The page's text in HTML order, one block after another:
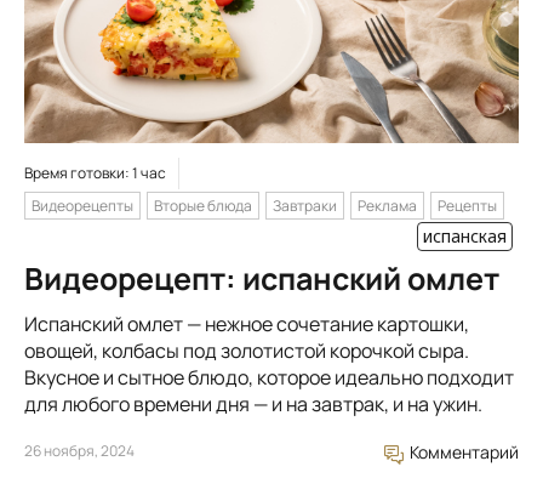
Время готовки: 1 час
Видеорецепты
Вторые блюда Завтраки Реклама Рецепты
испанская
Видеорецепт: испанский омлет
Испанский омлет — нежное сочетание картошки,
овощей, колбасы под золотистой корочкой сыра.
Вкусное и сытное блюдо, которое идеально подходит
для любого времени дня — и на завтрак, и на ужин.
26 ноября, 2024 Комментарий